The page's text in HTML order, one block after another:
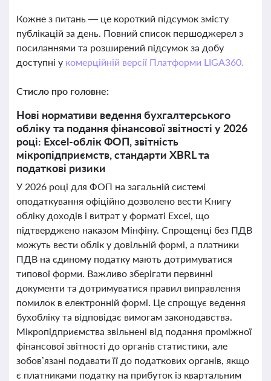
Кожне з питань — це короткий підсумок змісту
публікацій за день. Повний список першоджерел з
посиланнями та розширений підсумок за добу
доступні у комерційній версії Платформи LIGA360.
Стисло про головне:
Нові нормативи ведення бухгалтерського
обліку та подання фінансової звітності у 2026
році: Excel-облік ФОП, звітність
мікропідприємств, стандарти XBRL та
податкові ризики
У 2026 році для ФОП на загальній системі
оподаткування офіційно дозволено вести Книгу
обліку доходів і витрат у форматі Excel, що
підтверджено наказом Мінфіну. Спрощенці без ПДВ
можуть вести облік у довільній формі, а платники
ПДВ на єдиному податку мають дотримуватися
типової форми. Важливо зберігати первинні
документи та дотримуватися правил виправлення
помилок в електронній формі. Це спрощує ведення
бухобліку та відповідає вимогам законодавства.
Мікропідприємства звільнені від подання проміжної
фінансової звітності до органів статистики, але
зобов’язані подавати її до податкових органів, якщо
є платниками податку на прибуток із квартальним